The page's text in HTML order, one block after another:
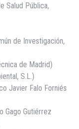
Salud Pública,
de Investigación,
de Madrid)
S.L.)
Javier Falo Forniés
Gago Gutiérrez